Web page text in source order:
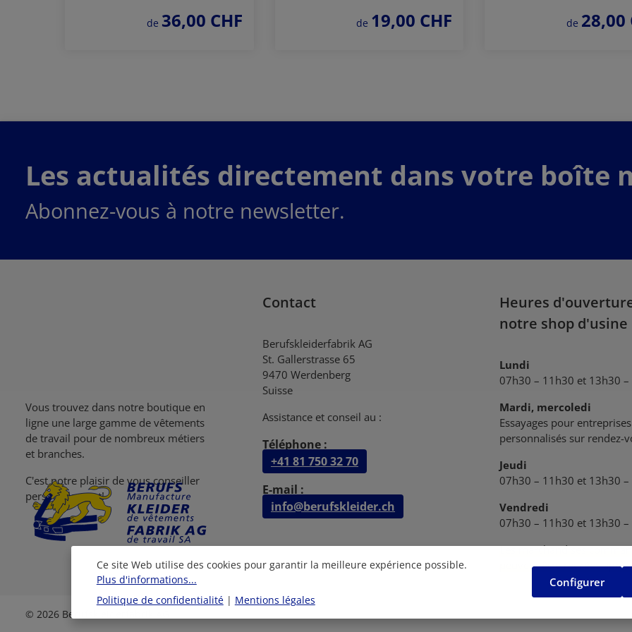
prix régulier :
de 36,00 CHF prix régulier :
de 19,00 CHF prix régulier :
de 28,00
Les actualités directement dans votre boîte
Abonnez-vous à notre newsletter.
Vous trouvez dans notre boutique en
ligne une large gamme de vêtements
de travail pour de nombreux métiers
et branches.
C'est notre plaisir de vous conseiller
personellement!
Contact
Berufskleiderfabrik AG
St. Gallerstrasse 65
9470 Werdenberg
Suisse
Assistance et conseil au :
Téléphone :
+41 81 750 32 70
E-mail :
info@berufskleider.ch
Heures
notre shop d'usine
Lundi
07h30 – 11h30 et 13h30
Mardi, mercoledi
Essayages pour
personnalisés sur rendez-
Jeudi
07h30 – 11h30 et 13h30
Vendredi
07h30 – 11h30 et 13h30
Les marchandises
peuvent être retirées
© 2026 Berufskleiderfabrik AG
Ce site Web utilise des cookies pour garantir la meilleure expérience possible.
Plus d'informations...
Politique de confidentialité| Mentions légales
Configurer